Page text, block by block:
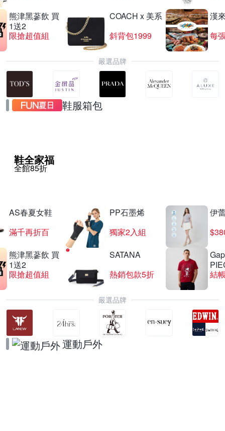
熊津黑蔘飲 買
1送2
限搶超值組
COACH x 美系
斜背包1999
漢
每
嚴選品牌
鞋服箱包
鞋全家福
全館85折
AS春夏女鞋
滿千再折百
PP石墨烯
獨家2入組
伊
熊津黑蔘飲 買
1送2
限搶超值組
SATANA
熱銷包款5折
結
嚴選品牌
運動戶外